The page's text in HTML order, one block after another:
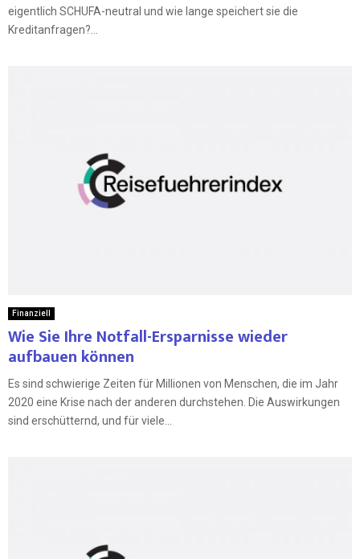
eigentlich SCHUFA-neutral und wie lange speichert sie die
Kreditanfragen?...
Finanziell
Wie Sie Ihre Notfall-Ersparnisse wieder
aufbauen können
Es sind schwierige Zeiten für Millionen von Menschen, die im Jahr
2020 eine Krise nach der anderen durchstehen. Die Auswirkungen
sind erschütternd, und für viele...